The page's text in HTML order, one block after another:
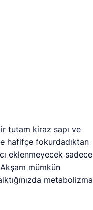
tutam kiraz sapı ve
hafifçe fokurdadıktan
eklenmeyecek sadece
mümkün
metabolizma